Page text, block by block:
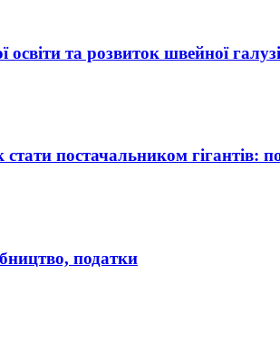
та розвиток швейної
постачальником гігантів:
податки